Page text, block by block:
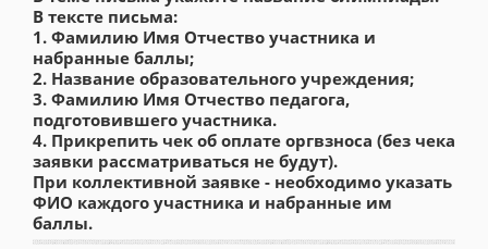
В тексте письма:
1. Фамилию Имя Отчество участника и
набранные баллы;
2. Название образовательного учреждения;
3. Фамилию Имя Отчество педагога,
подготовившего участника.
4. Прикрепить чек об оплате оргвзноса (без чека
заявки рассматриваться не будут).
При коллективной заявке - необходимо указать
ФИО каждого участника и набранные им
баллы.